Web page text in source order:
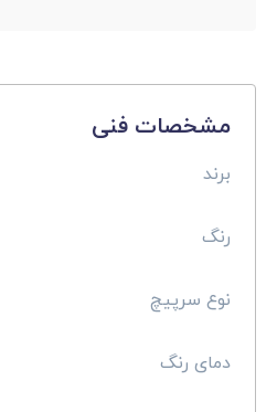
مشخصات فنی
برند
رنگ
نوع سرپیچ
دمای رنگ